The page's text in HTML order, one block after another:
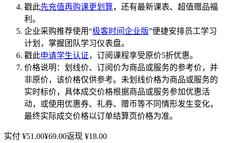
戳此先充值再购课更划算，还有最新课表、超值赠品福
利。
企业采购推荐使用“极客时间企业版”便捷安排员工学习
计划，掌握团队学习仪表盘。
戳此申请学生认证，订阅课程享受原价5折优惠。
价格说明：划线价、订阅价为商品或服务的参考价，并
非原价，该价格仅供参考。未划线价格为商品或服务的
实时标价，具体成交价格根据商品或服务参加优惠活
动，或使用优惠券、礼券、赠币等不同情形发生变化，
最终实际成交价格以订单结算页价格为准。
实付 ¥51.00¥69.00返现 ¥18.00